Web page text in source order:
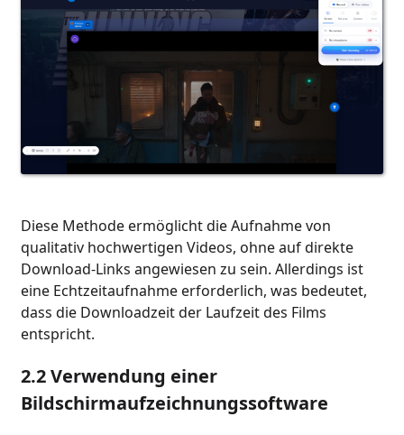
Diese Methode ermöglicht die Aufnahme von
qualitativ hochwertigen Videos, ohne auf direkte
Download-Links angewiesen zu sein. Allerdings ist
eine Echtzeitaufnahme erforderlich, was bedeutet,
dass die Downloadzeit der Laufzeit des Films
entspricht.
2.2 Verwendung einer
Bildschirmaufzeichnungssoftware